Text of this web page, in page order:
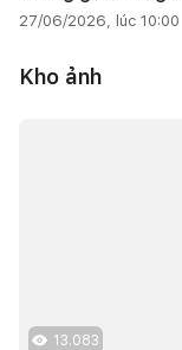
27/06/2026, lúc 10:00
Kho ảnh
13.083